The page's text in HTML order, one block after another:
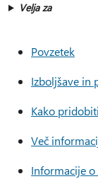
Velja za
Povzetek
Izboljšave in
Kako
Več
Informacije